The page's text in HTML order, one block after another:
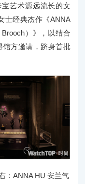
艺术源远流长的文
士经典杰作《ANNA
）》，以结合
馆方邀请，跻身首批
：ANNA HU 安兰气